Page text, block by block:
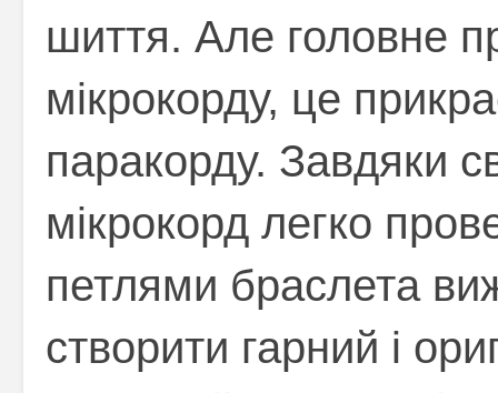
шиття. Але головне
мікрокорду, це
паракорду. Завдяки
мікрокорд легко
петлями браслета
створити гарний і